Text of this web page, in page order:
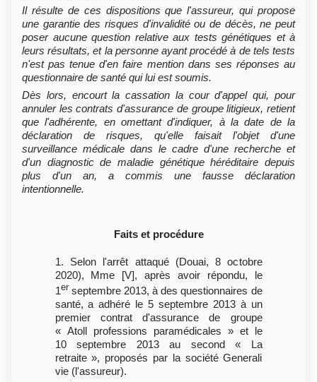
Il résulte de ces dispositions que l'assureur, qui propose
une garantie des risques d'invalidité ou de décès, ne peut
poser aucune question relative aux tests génétiques et à
leurs résultats, et la personne ayant procédé à de tels tests
n'est pas tenue d'en faire mention dans ses réponses au
questionnaire de santé qui lui est soumis.
Dès lors, encourt la cassation la cour d'appel qui, pour
annuler les contrats d'assurance de groupe litigieux, retient
que l'adhérente, en omettant d'indiquer, à la date de la
déclaration de risques, qu'elle faisait l'objet d'une
surveillance médicale dans le cadre d'une recherche et
d'un diagnostic de maladie génétique héréditaire depuis
plus d'un an, a commis une fausse déclaration
intentionnelle.
Faits et procédure
1. Selon l'arrêt attaqué (Douai, 8 octobre
2020), Mme [V], après avoir répondu, le
1er septembre 2013, à des questionnaires de
santé, a adhéré le 5 septembre 2013 à un
premier contrat d'assurance de groupe
« Atoll professions paramédicales » et le
10 septembre 2013 au second « La
retraite », proposés par la société Generali
vie (l'assureur).